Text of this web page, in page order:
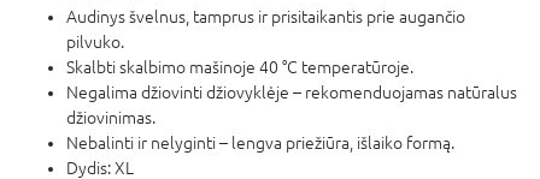
Audinys švelnus, tamprus ir prisitaikantis prie augančio
pilvuko.
Skalbti skalbimo mašinoje 40 °C temperatūroje.
Negalima džiovinti džiovyklėje – rekomenduojamas natūralus
džiovinimas.
Nebalinti ir nelyginti – lengva priežiūra, išlaiko formą.
Dydis: XL